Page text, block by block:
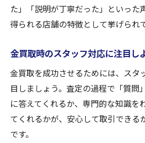
た」「説明が丁寧だった」といった
得られる店舗の特徴として挙げられ
金買取時のスタッフ対応に注目し
金買取を成功させるためには、スタ
目しましょう。査定の過程で「質問
に答えてくれるか、専門的な知識を
てくれるかが、安心して取引できる
です。